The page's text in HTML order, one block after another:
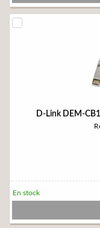
D-Link DEM-
En stock